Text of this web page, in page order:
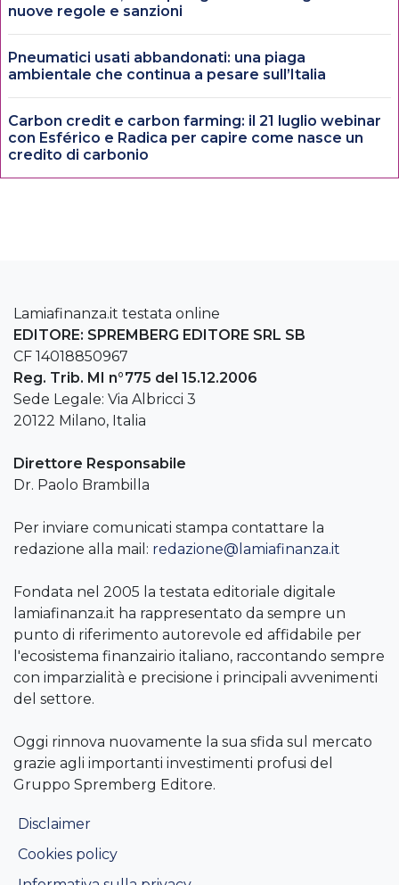
nuove regole e sanzioni
Pneumatici usati abbandonati: una piaga
ambientale che continua a pesare sull’Italia
Carbon credit e carbon farming: il 21 luglio webinar
con Esférico e Radica per capire come nasce un
credito di carbonio
Lamiafinanza.it testata online
EDITORE: SPREMBERG EDITORE SRL SB
CF 14018850967
Reg. Trib. MI n°775 del 15.12.2006
Sede Legale: Via Albricci 3
20122 Milano, Italia
Direttore Responsabile
Dr. Paolo Brambilla
Per inviare comunicati stampa contattare la
redazione alla mail: redazione@lamiafinanza.it
Fondata nel 2005 la testata editoriale digitale
lamiafinanza.it ha rappresentato da sempre un
punto di riferimento autorevole ed affidabile per
l'ecosistema finanzairio italiano, raccontando sempre
con imparzialità e precisione i principali avvenimenti
del settore.
Oggi rinnova nuovamente la sua sfida sul mercato
grazie agli importanti investimenti profusi del
Gruppo Spremberg Editore.
Disclaimer
Cookies policy